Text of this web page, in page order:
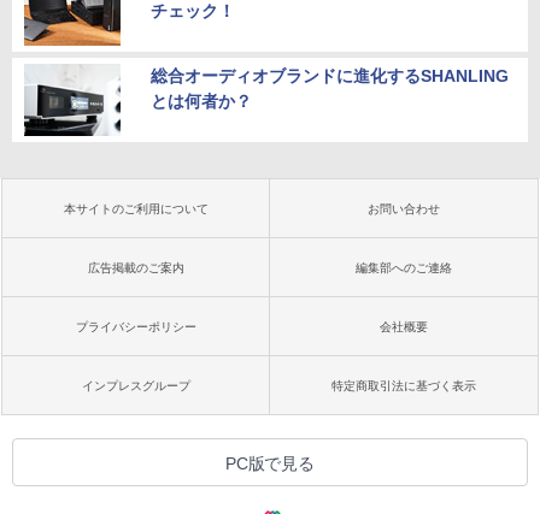
チェック！
総合オーディオブランドに進化するSHANLING
とは何者か？
本サイトのご利用について お問い合わせ
広告掲載のご案内 編集部へのご連絡
プライバシーポリシー 会社概要
インプレスグループ 特定商取引法に基づく表示
PC版で見る